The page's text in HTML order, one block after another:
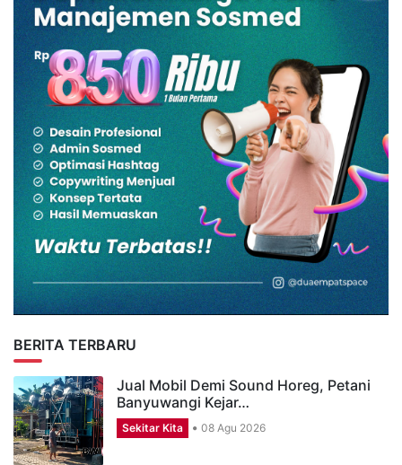
BERITA TERBARU
Jual Mobil Demi Sound Horeg, Petani
Banyuwangi Kejar…
Sekitar Kita 08 Agu 2026